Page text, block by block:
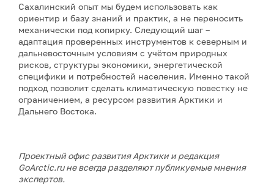
Сахалинский опыт мы будем использовать как
ориентир и базу знаний и практик, а не переносить
механически под копирку. Следующий шаг –
адаптация проверенных инструментов к северным и
дальневосточным условиям с учётом природных
рисков, структуры экономики, энергетической
специфики и потребностей населения. Именно такой
подход позволит сделать климатическую повестку не
ограничением, а ресурсом развития Арктики и
Дальнего Востока.
Проектный офис развития Арктики и редакция
GoArctic.ru не всегда разделяют публикуемые мнения
экспертов.